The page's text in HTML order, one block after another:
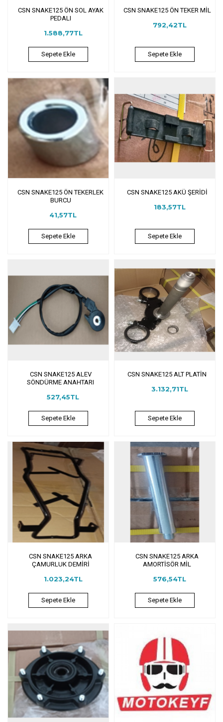
CSN SNAKE125 ÖN SOL AYAK
PEDALI
1.588,77TL
Sepete Ekle
CSN SNAKE125 ÖN TEKER MİL
792,42TL
Sepete Ekle
CSN SNAKE125 ÖN TEKERLEK
BURCU
41,57TL
Sepete Ekle
CSN SNAKE125 AKÜ ŞERİDİ
183,57TL
Sepete Ekle
CSN SNAKE125 ALEV
SÖNDÜRME ANAHTARI
527,45TL
Sepete Ekle
CSN SNAKE125 ALT PLATİN
3.132,71TL
Sepete Ekle
CSN SNAKE125 ARKA
ÇAMURLUK DEMİRİ
1.023,24TL
Sepete Ekle
CSN SNAKE125 ARKA
AMORTİSÖR MİL
576,54TL
Sepete Ekle